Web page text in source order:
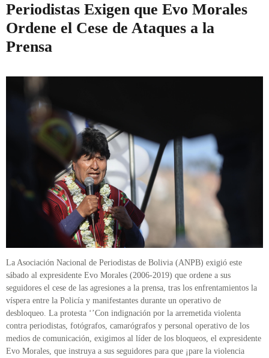
Periodistas Exigen que Evo Morales
Ordene el Cese de Ataques a la
Prensa
La Asociación Nacional de Periodistas de Bolivia (ANPB) exigió este
sábado al expresidente Evo Morales (2006-2019) que ordene a sus
seguidores el cese de las agresiones a la prensa, tras los enfrentamientos la
víspera entre la Policía y manifestantes durante un operativo de
desbloqueo. La protesta ‘’Con indignación por la arremetida violenta
contra periodistas, fotógrafos, camarógrafos y personal operativo de los
medios de comunicación, exigimos al líder de los bloqueos, el expresidente
Evo Morales, que instruya a sus seguidores para que ¡pare la violencia